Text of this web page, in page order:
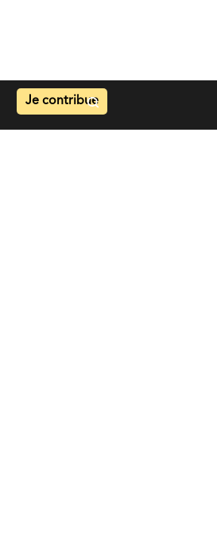
Je contribue